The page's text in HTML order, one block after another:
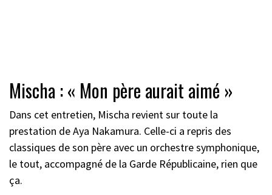
Mischa : « Mon père aurait aimé »
Dans cet entretien, Mischa revient sur toute la
prestation de Aya Nakamura. Celle-ci a repris des
classiques de son père avec un orchestre symphonique,
le tout, accompagné de la Garde Républicaine, rien que
ça.